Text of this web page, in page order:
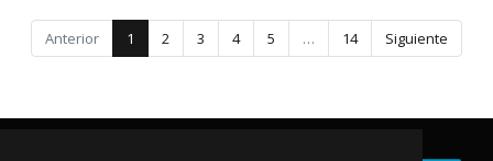
Anterior 1 2 3 4 5 … 14 Siguiente